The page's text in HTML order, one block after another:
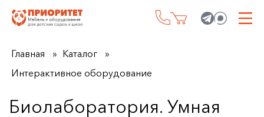
Главная
Каталог
Интерактивное оборудование
Биолаборатория. Умная